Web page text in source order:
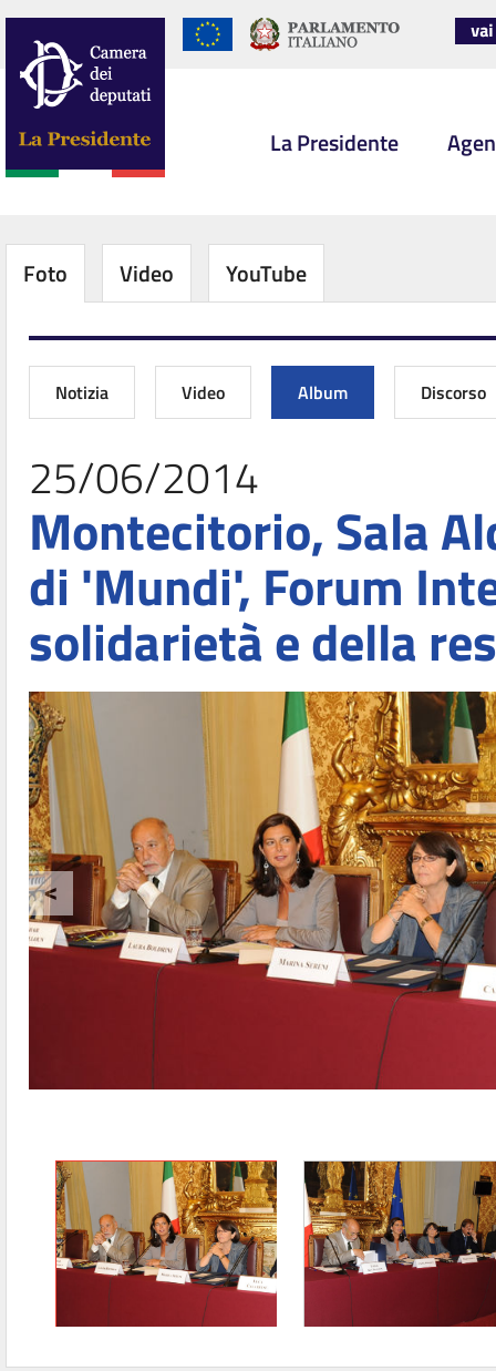
La Presidente
Foto Video YouTube
Notizia Video Album Discorso
25/06/2014
Montecitorio, Sala
di 'Mundi', Forum
solidarietà e della
<